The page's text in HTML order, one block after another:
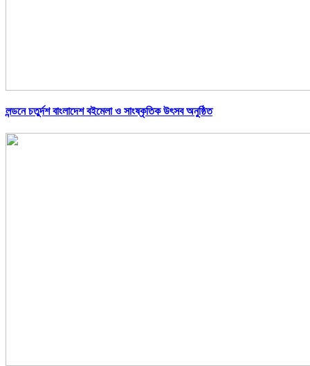
লন্ডনে চতুর্দশ বাংলাদেশ বইমেলা ও সাংষ্কৃতিক উৎসব অনুষ্ঠিত